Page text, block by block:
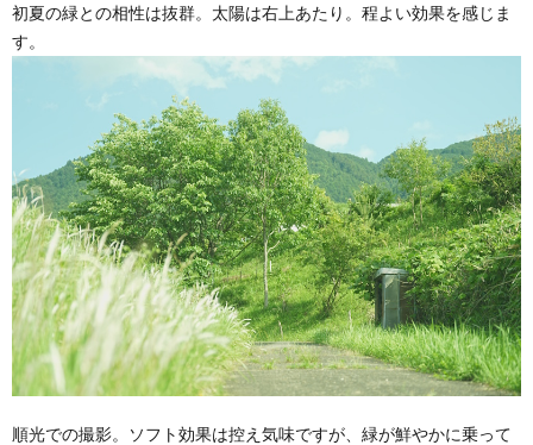
初夏の緑との相性は抜群。太陽は右上あたり。程よい効果を感じま
す。
順光での撮影。ソフト効果は控え気味ですが、緑が鮮やかに乗って